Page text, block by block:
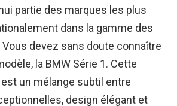
partie des marques les plus
dans la gamme des
devez sans doute connaître
la BMW Série 1. Cette
un mélange subtil entre
design élégant et